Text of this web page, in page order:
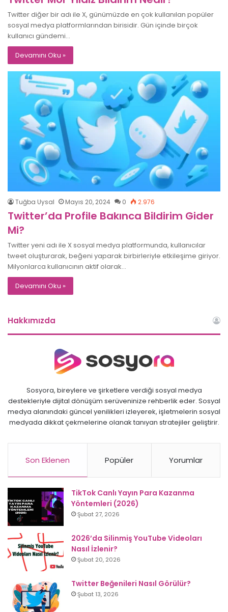
Twitter diğer bir adı ile X, günümüzde en çok kullanılan popüler
sosyal medya platformlarından birisidir. Gün içinde birçok
kullanıcı gündemi…
Devamını Oku »
Tuğba Uysal Mayıs 20, 2024 0 2.976
Twitter’da Profile Bakınca Bildirim Gider
Mi?
Twitter yeni adı ile X sosyal medya platformunda, kullanıcılar
tweet oluşturarak, beğeni yaparak birbirleriyle etkileşime giriyor.
Milyonlarca kullanıcının aktif olarak…
Devamını Oku »
Hakkımızda
Sosyora, bireylere ve şirketlere verdiği sosyal medya
destekleriyle dijital dönüşüm serüveninize rehberlik eder. Sosyal
medya alanındaki güncel yenilikleri izleyerek, işletmelerin sosyal
medyada dikkat çekmelerine olanak tanıyan stratejiler geliştirir.
Son Eklenen Popüler Yorumlar
TikTok Canlı Yayın Para Kazanma
Yöntemleri (2026)
Şubat 27, 2026
2026’da Silinmiş YouTube Videoları
Nasıl İzlenir?
Şubat 20, 2026
Twitter Beğenileri Nasıl Görülür?
Şubat 13, 2026